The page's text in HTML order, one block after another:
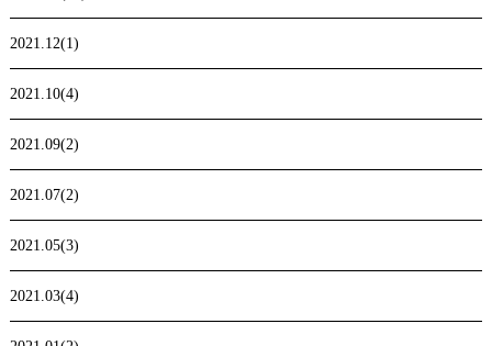
2021.12(1)
2021.10(4)
2021.09(2)
2021.07(2)
2021.05(3)
2021.03(4)